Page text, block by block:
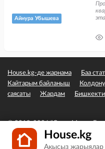
Айнура Убышева
House.kg-де жарнама Баа
Кайтарым байланыш
саясаты
Жардам
House.kg
Акысыз жарыялар